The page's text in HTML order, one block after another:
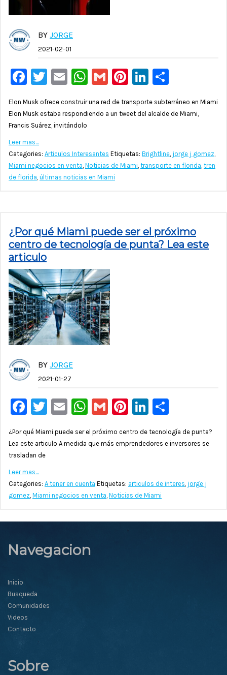
BY JORGE
2021-02-01
Facebook
Twitter
EmailWhatsApp
GmailPinterest
LinkedIn
Elon Musk ofrece construir una red de transporte subterráneo en Miami
Elon Musk estaba respondiendo a un tweet del alcalde de Miami,
Francis Suárez, invitándolo
Leer mas…
Categories: Articulos Interesantes Etiquetas: Brightline, jorge j gomez,
Miami negocios en venta, Noticias de Miami, transporte en florida, tren
de florida, últimas noticias en Miami
¿Por qué Miami puede ser el próximo
centro de tecnología de punta? Lea este
articulo
BY JORGE
2021-01-27
Facebook
Twitter
EmailWhatsApp
GmailPinterest
LinkedIn
¿Por qué Miami puede ser el próximo centro de tecnología de punta?
Lea este articulo A medida que más emprendedores e inversores se
trasladan de
Leer mas…
Categories: A tener en cuenta Etiquetas: articulos de interes, jorge j
gomez, Miami negocios en venta, Noticias de Miami
Navegacion
Inicio
Busqueda
Comunidades
Videos
Contacto
Sobre